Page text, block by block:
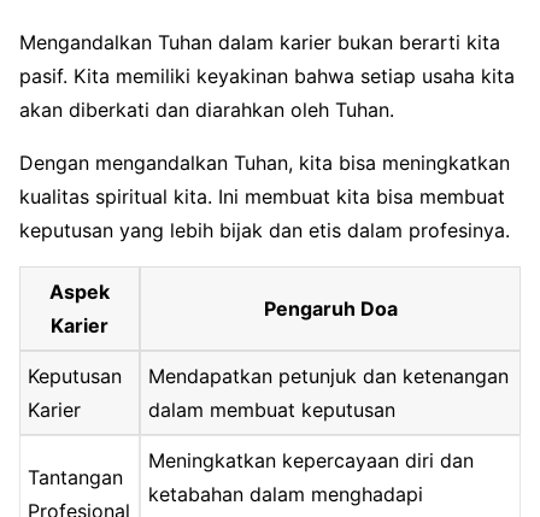
Mengandalkan Tuhan dalam karier bukan berarti kita
pasif. Kita memiliki keyakinan bahwa setiap usaha kita
akan diberkati dan diarahkan oleh Tuhan.
Dengan mengandalkan Tuhan, kita bisa meningkatkan
kualitas spiritual kita. Ini membuat kita bisa membuat
keputusan yang lebih bijak dan etis dalam profesinya.
Aspek
Karier
Pengaruh Doa
Keputusan
Karier
Mendapatkan petunjuk dan ketenangan
dalam membuat keputusan
Tantangan
Profesional
Meningkatkan kepercayaan diri dan
ketabahan dalam menghadapi